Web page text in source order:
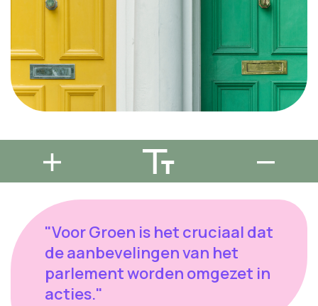
"Voor Groen is het cruciaal dat
de aanbevelingen van het
parlement worden omgezet in
acties."